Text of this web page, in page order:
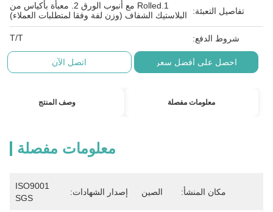
تفاصيل التعبئة:
1.Rolled مع أنبوب الورق 2. معبأة بأكياس من
البلاستيك الشفاف (وزن لفة وفقا لمتطلبات العملاء)
شروط الدفع: T/T
احصل على أفضل سعر اتصل الآن
معلومات مفصلة وصف المنتج
معلومات مفصلة
مكان المنشأ: الصين إصدار الشهادات:
ISO9001
SGS